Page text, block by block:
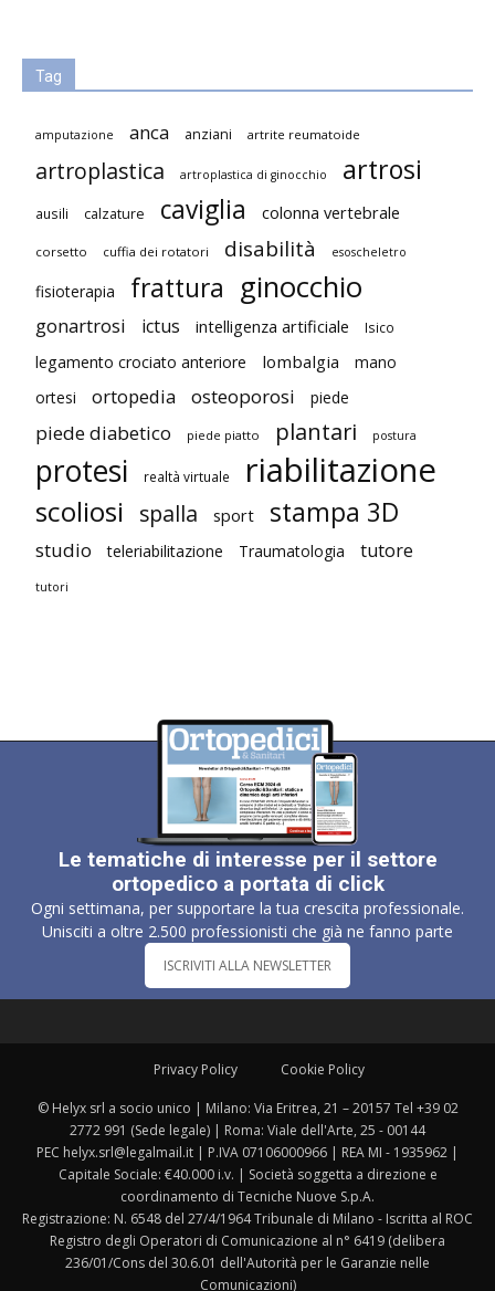
Tag
amputazione anca anziani artrite reumatoide
artroplastica artroplastica di ginocchio artrosi
ausili calzature caviglia colonna vertebrale
corsetto cuffia dei rotatori disabilità esoscheletro
fisioterapia frattura ginocchio
gonartrosi ictus intelligenza artificiale Isico
legamento crociato anteriore lombalgia
mano
ortesi
ortopedia osteoporosi piede
piede diabetico piede piatto plantari postura
protesi realtà virtuale riabilitazione
scoliosi spalla sport stampa 3D
studio teleriabilitazione Traumatologia tutore
tutori
Le tematiche di interesse per il settore
ortopedico a portata di click
Ogni settimana, per supportare la tua crescita professionale.
Unisciti a oltre 2.500 professionisti che già ne fanno parte
ISCRIVITI ALLA NEWSLETTER
Privacy Policy Cookie Policy
© Helyx srl a socio unico | Milano: Via Eritrea, 21 – 20157 Tel +39 02
2772 991 (Sede legale) | Roma: Viale dell'Arte, 25 - 00144
PEC helyx.srl@legalmail.it | P.IVA 07106000966 | REA MI - 1935962 |
Capitale Sociale: €40.000 i.v. | Società soggetta a direzione e
coordinamento di Tecniche Nuove S.p.A.
Registrazione: N. 6548 del 27/4/1964 Tribunale di Milano - Iscritta al ROC
Registro degli Operatori di Comunicazione al n° 6419 (delibera
236/01/Cons del 30.6.01 dell'Autorità per le Garanzie nelle
Comunicazioni)